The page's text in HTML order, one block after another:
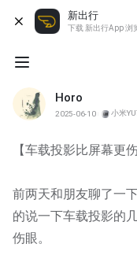
新出行
下载 新出行App 浏
Horo
2025-06-10 小米
【车载投影比屏幕更
前两天和朋友聊了一
的说一下车载投影的
伤眼。